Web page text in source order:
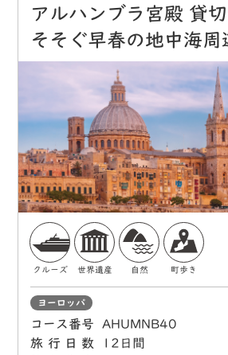
アルハンブラ宮殿 貸
そそぐ早春の地中海周
クルーズ 世界遺産 自然 町歩き
ヨーロッパ
コース番号
AHUMNB40
旅行日数
12日間